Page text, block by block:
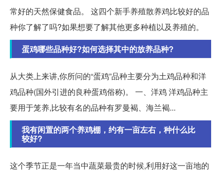
常好的天然保健食品。 这四个新手养殖散养鸡比较好的品
种你了解了吗?如果想要了解其他更多种植以及养殖的。
蛋鸡哪些品种好?如何选择其中的放养品种?
从大类上来讲,你所问的“蛋鸡”品种主要分为土鸡品种和洋
鸡品种(国外引进的良种蛋鸡俗称)。 一、洋鸡 洋鸡品种主
要用于笼养,比较有名的品种有罗曼褐、海兰褐...
我有闲置的两个养鸡棚，约有一亩左右，种什么比
较好?
这个季节正是一年当中蔬菜最贵的时候,利用好这一亩地的